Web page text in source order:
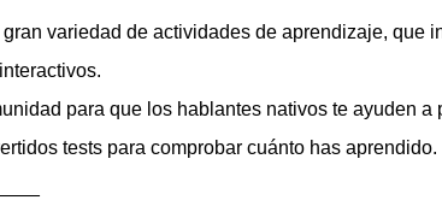
variedad de actividades de aprendizaje, que
para que los hablantes nativos te ayuden a
tests para comprobar cuánto has aprendido.